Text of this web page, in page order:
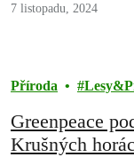
7 listopadu, 2024
Příroda
Greenpeace
Krušných